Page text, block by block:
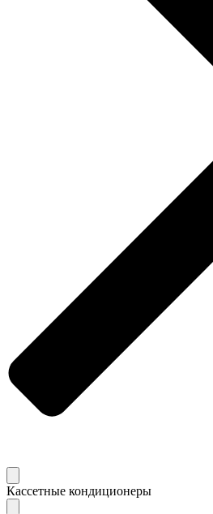
Кассетные кондиционеры